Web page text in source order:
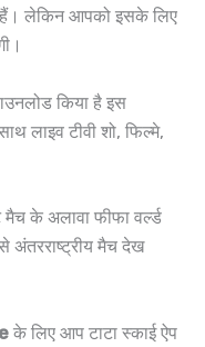
लेकिन आपको इसके लिए
किया है इस
लाइव टीवी शो, फिल्मे,
के अलावा फीफा वर्ल्ड
मैच देख
के लिए आप टाटा स्काई ऐप